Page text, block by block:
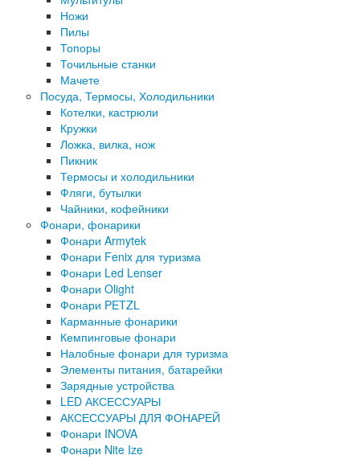
Ножи
Пилы
Топоры
Точильные станки
Мачете
Посуда, Термосы, Холодильники
Котелки, кастрюли
Кружки
Ложка, вилка, нож
Пикник
Термосы и холодильники
Фляги, бутылки
Чайники, кофейники
Фонари, фонарики
Фонари Armytek
Фонари Fenix для туризма
Фонари Led Lenser
Фонари Olight
Фонари PETZL
Карманные фонарики
Кемпинговые фонари
Налобные фонари для туризма
Элементы питания, батарейки
Зарядные устройства
LED АКСЕССУАРЫ
АКСЕССУАРЫ ДЛЯ ФОНАРЕЙ
Фонари INOVA
Фонари Nite Ize